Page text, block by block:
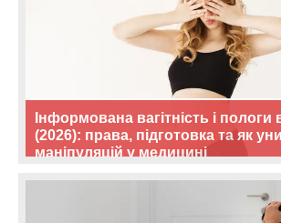
Інформована вагітність і пологи
(2026): права, підготовка та як
маніпуляцій у медицині